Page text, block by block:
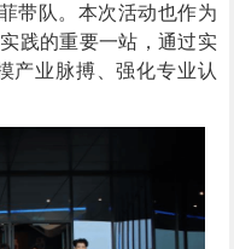
带队。本次活动也作为
践的重要一站，通过实
产业脉搏、强化专业认